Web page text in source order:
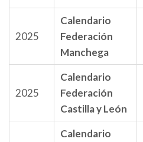
2025
Calendario
Federación
Manchega
2025
Calendario
Federación
Castilla y León
Calendario